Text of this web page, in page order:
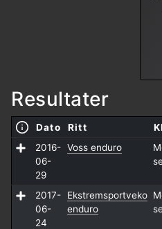
Resultater
Dato Ritt
2016-
06-
29
Voss enduro
2017-
06-
24
Ekstremsportveko
enduro